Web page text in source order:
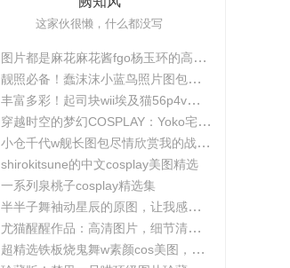
这家伙很懒，什么都没写
图片都是麻花麻花酱fgo杨玉环的高清照片，太好看了
靓照必备！蠢沫沫小蓝鸟照片图包合集
丰富多彩！起司块wii埃及猫56p4v照片精选大集合
穿越时空的梦幻COSPLAY：Yoko宅夏电子档图包
小仓千代w舰长图包尽情欣赏我的战场作品集
shirokitsune的中文cosplay美图精选
一系列泉桃子cosplay精选集
半半子舞袖动星辰的原图，让我感受到了摄影的魅力
尤猫醒醒作品：高清图片，细节清晰展现真实美。
超精选铁板烧鬼舞w素颜cos美图，一定不会让你失望